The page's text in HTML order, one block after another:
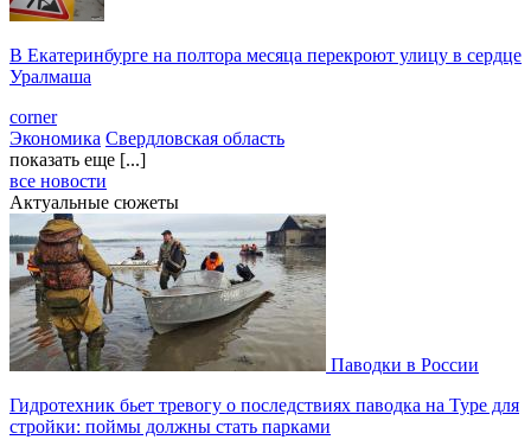
В Екатеринбурге на полтора месяца перекроют улицу в сердце
Уралмаша
corner
Экономика Свердловская область
показать еще [...]
все новости
Актуальные сюжеты
Паводки в России
Гидротехник бьет тревогу о последствиях паводка на Туре для
стройки: поймы должны стать парками